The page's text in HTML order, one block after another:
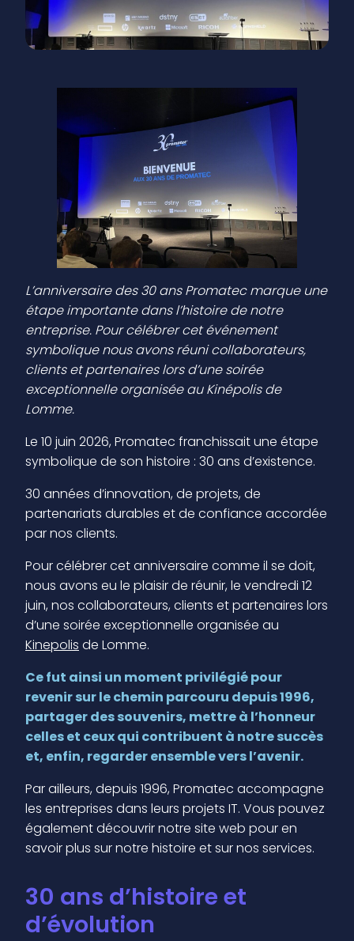
L’anniversaire des 30 ans Promatec marque une
étape importante dans l’histoire de notre
entreprise. Pour célébrer cet événement
symbolique nous avons réuni collaborateurs,
clients et partenaires lors d’une soirée
exceptionnelle organisée au Kinépolis de
Lomme.
Le 10 juin 2026, Promatec franchissait une étape
symbolique de son histoire : 30 ans d’existence.
30 années d’innovation, de projets, de
partenariats durables et de confiance accordée
par nos clients.
Pour célébrer cet anniversaire comme il se doit,
nous avons eu le plaisir de réunir, le vendredi 12
juin, nos collaborateurs, clients et partenaires lors
d’une soirée exceptionnelle organisée au
Kinepolis de Lomme.
Ce fut ainsi un moment privilégié pour
revenir sur le chemin parcouru depuis 1996,
partager des souvenirs, mettre à l’honneur
celles et ceux qui contribuent à notre succès
et, enfin, regarder ensemble vers l’avenir.
Par ailleurs, depuis 1996, Promatec accompagne
les entreprises dans leurs projets IT. Vous pouvez
également découvrir notre site web pour en
savoir plus sur notre histoire et sur nos services.
30 ans d’histoire et
d’évolution